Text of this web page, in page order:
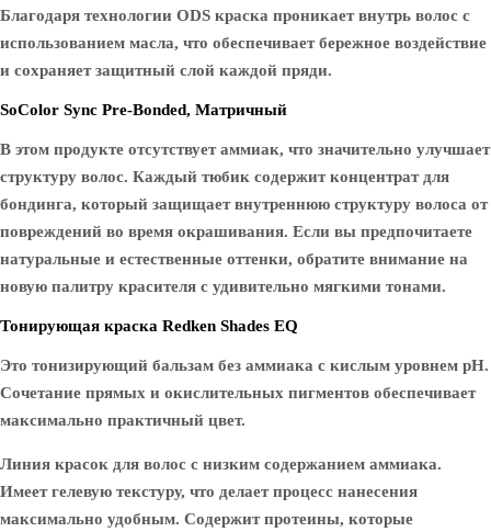
Благодаря технологии ODS краска проникает внутрь волос с
использованием масла, что обеспечивает бережное воздействие
и сохраняет защитный слой каждой пряди.
SoColor Sync Pre-Bonded, Матричный
В этом продукте отсутствует аммиак, что значительно улучшает
структуру волос. Каждый тюбик содержит концентрат для
бондинга, который защищает внутреннюю структуру волоса от
повреждений во время окрашивания. Если вы предпочитаете
натуральные и естественные оттенки, обратите внимание на
новую палитру красителя с удивительно мягкими тонами.
Тонирующая краска Redken Shades EQ
Это тонизирующий бальзам без аммиака с кислым уровнем pH.
Сочетание прямых и окислительных пигментов обеспечивает
максимально практичный цвет.
Линия красок для волос с низким содержанием аммиака.
Имеет гелевую текстуру, что делает процесс нанесения
максимально удобным. Содержит протеины, которые